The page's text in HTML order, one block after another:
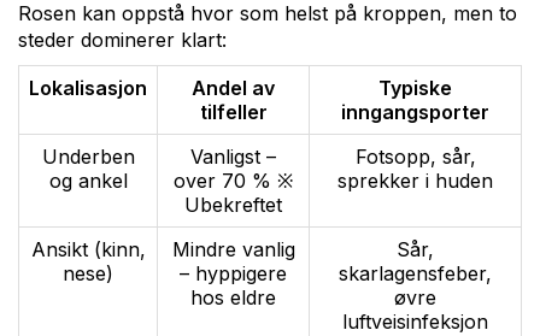
Rosen kan oppstå hvor som helst på kroppen, men to
steder dominerer klart:
Lokalisasjon
Andel av
tilfeller
Typiske
inngangsporter
Underben
og ankel
Vanligst –
over 70 % ※
Ubekreftet
Fotsopp, sår,
sprekker i huden
Ansikt (kinn,
nese)
Mindre vanlig
– hyppigere
hos eldre
Sår,
skarlagensfeber,
øvre
luftveisinfeksjon